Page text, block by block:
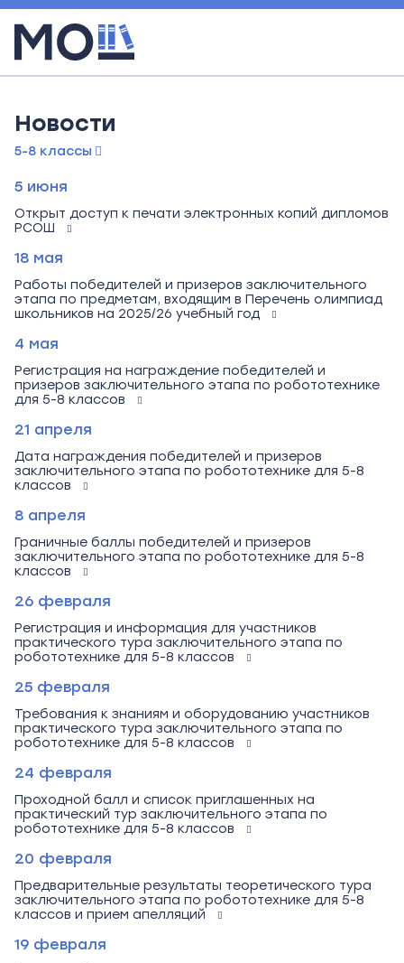
Новости
5-8 классы
5 июня
Открыт доступ к печати электронных копий дипломов
РСОШ
18 мая
Работы победителей и призеров заключительного
этапа по предметам, входящим в Перечень олимпиад
школьников на 2025/26 учебный год
4 мая
Регистрация на награждение победителей и
призеров заключительного этапа по робототехнике
для 5-8 классов
21 апреля
Дата награждения победителей и призеров
заключительного этапа по робототехнике для 5-8
классов
8 апреля
Граничные баллы победителей и призеров
заключительного этапа по робототехнике для 5-8
классов
26 февраля
Регистрация и информация для участников
практического тура заключительного этапа по
робототехнике для 5-8 классов
25 февраля
Требования к знаниям и оборудованию участников
практического тура заключительного этапа по
робототехнике для 5-8 классов
24 февраля
Проходной балл и список приглашенных на
практический тур заключительного этапа по
робототехнике для 5-8 классов
20 февраля
Предварительные результаты теоретического тура
заключительного этапа по робототехнике для 5-8
классов и прием апелляций
19 февраля